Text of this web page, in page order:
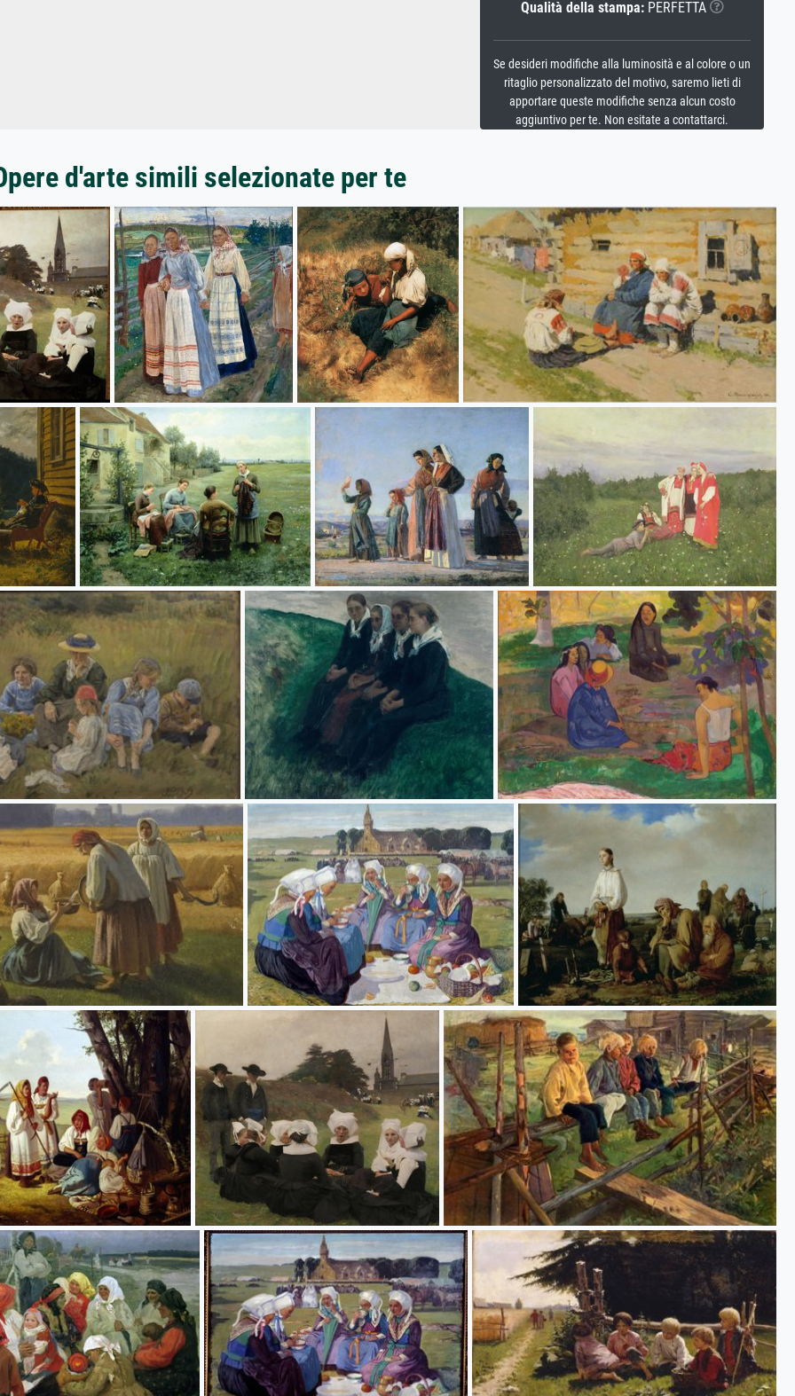
Qualità della stampa:PERFETTA
Se desideri modifiche alla luminosità e al colore o un
ritaglio personalizzato del motivo, saremo lieti di
apportare queste modifiche senza alcun costo
aggiuntivo per te. Non esitate a contattarci.
d'arte simili selezionate per te